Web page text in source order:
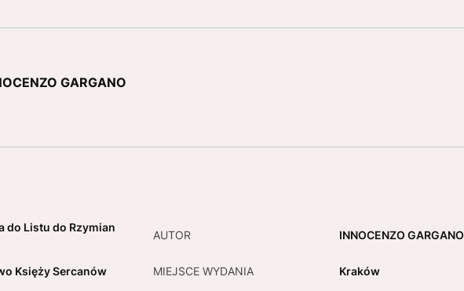
GARGANO
do Listu do Rzymian
AUTOR INNOCENZO GARGANO
Księży Sercanów MIEJSCE WYDANIA Kraków